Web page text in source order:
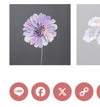
Line Facebook
X